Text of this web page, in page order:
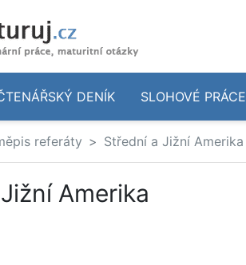
DENÍK SLOHOVÉ PRÁCE
referáty Střední a Jižní Amerika
Amerika